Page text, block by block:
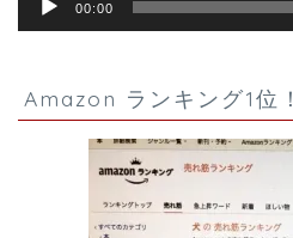
00:00
Amazon ランキング1位！